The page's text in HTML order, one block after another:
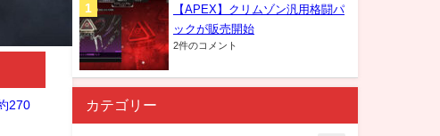
270
【APEX】クリムゾン汎用格闘パ
ックが販売開始
2件のコメント
カテゴリー